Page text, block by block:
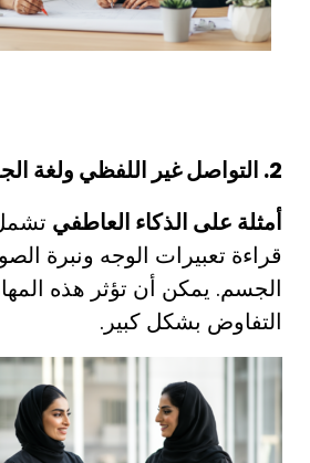
2. التواصل غير اللفظي ولغة الجسد
أمثلة على الذكاء العاطفي
قراءة تعبيرات الوجه ونبرة
الجسم. يمكن أن تؤثر هذه
التفاوض بشكل كبير.